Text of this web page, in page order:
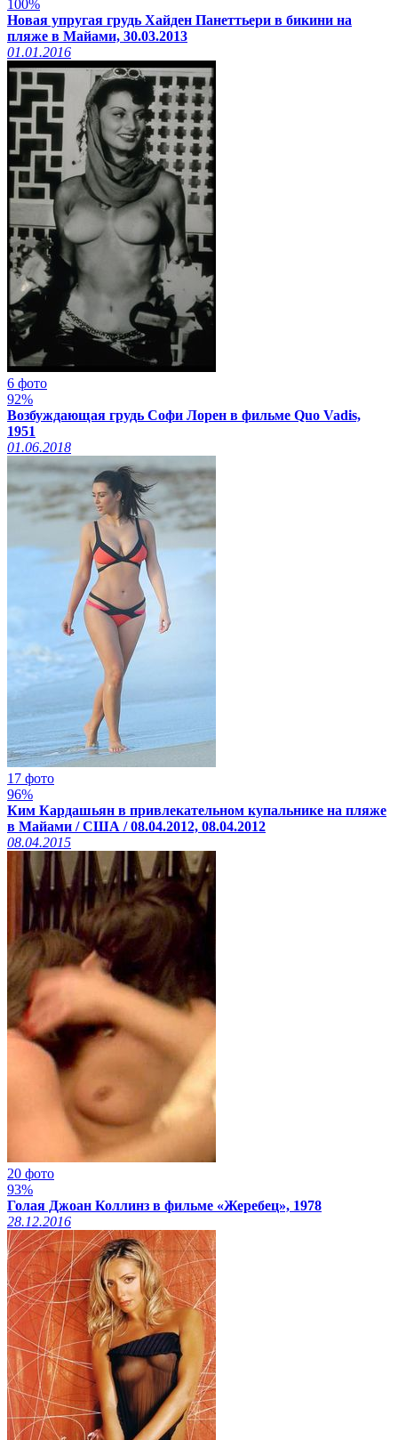
100%
Новая упругая грудь Хайден Панеттьери в бикини на
пляже в Майами, 30.03.2013
01.01.2016
6 фото
92%
Возбуждающая грудь Софи Лорен в фильме Quo Vadis,
1951
01.06.2018
17 фото
96%
Ким Кардашьян в привлекательном купальнике на пляже
в Майами / США / 08.04.2012, 08.04.2012
08.04.2015
20 фото
93%
Голая Джоан Коллинз в фильме «Жеребец», 1978
28.12.2016